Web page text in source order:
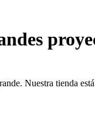
Nuestra tienda